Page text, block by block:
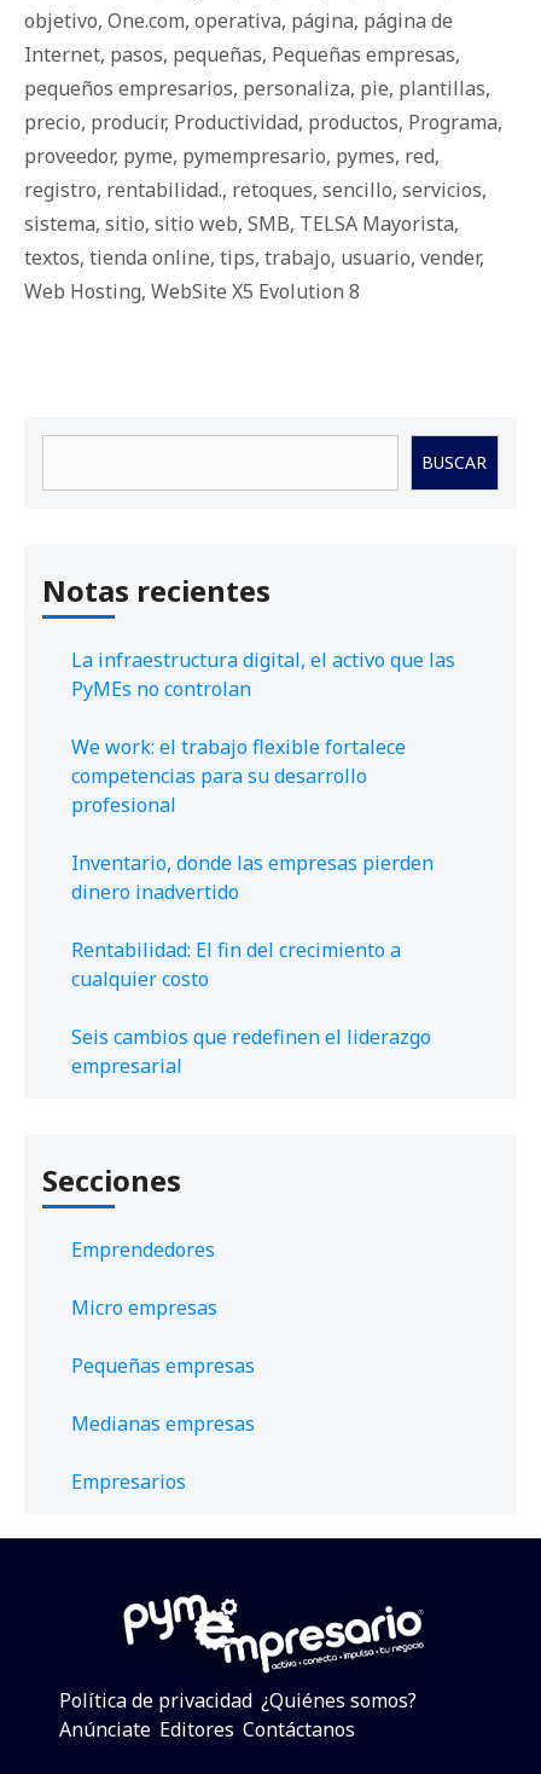
objetivo, One.com, operativa, página, página de
Internet, pasos, pequeñas, Pequeñas empresas,
pequeños empresarios, personaliza, pie, plantillas,
precio, producir, Productividad, productos, Programa,
proveedor, pyme, pymempresario, pymes, red,
registro, rentabilidad., retoques, sencillo, servicios,
sistema, sitio, sitio web, SMB, TELSA Mayorista,
textos, tienda online, tips, trabajo, usuario, vender,
Web Hosting, WebSite X5 Evolution 8
BUSCAR
Notas recientes
La infraestructura digital, el activo que las
PyMEs no controlan
We work: el trabajo flexible fortalece
competencias para su desarrollo
profesional
Inventario, donde las empresas pierden
dinero inadvertido
Rentabilidad: El fin del crecimiento a
cualquier costo
Seis cambios que redefinen el liderazgo
empresarial
Secciones
Emprendedores
Micro empresas
Pequeñas empresas
Medianas empresas
Empresarios
Política de privacidad ¿Quiénes somos?
Anúnciate Editores Contáctanos